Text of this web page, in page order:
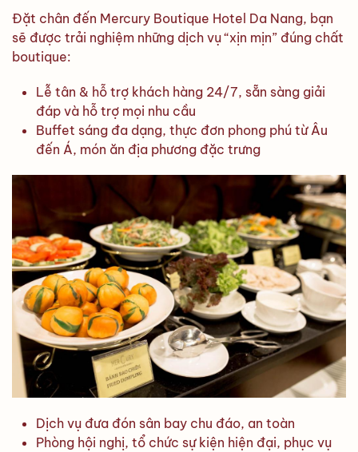
Đặt chân đến Mercury Boutique Hotel Da Nang, bạn
sẽ được trải nghiệm những dịch vụ “xịn mịn” đúng chất
boutique:
Lễ tân & hỗ trợ khách hàng 24/7, sẵn sàng giải
đáp và hỗ trợ mọi nhu cầu
Buffet sáng đa dạng, thực đơn phong phú từ Âu
đến Á, món ăn địa phương đặc trưng
Dịch vụ đưa đón sân bay chu đáo, an toàn
Phòng hội nghị, tổ chức sự kiện hiện đại, phục vụ